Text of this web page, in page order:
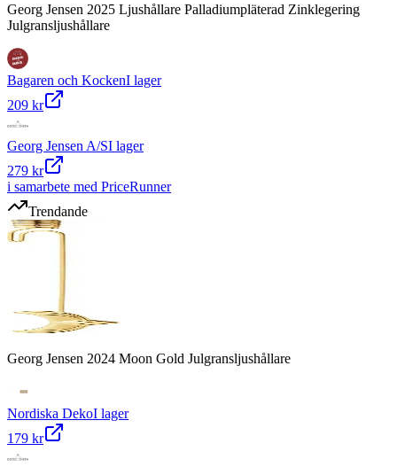
Georg Jensen 2025 Ljushållare Palladiumpläterad Zinklegering
Julgransljushållare
Bagaren och KockenI lager
209 kr
Georg Jensen A/SI lager
279 kr
i samarbete med PriceRunner
Trendande
Georg Jensen 2024 Moon Gold Julgransljushållare
Nordiska DekoI lager
179 kr